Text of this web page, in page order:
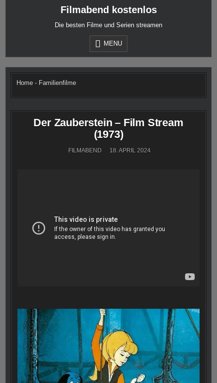
Filmabend kostenlos
Die besten Filme und Serien streamen
MENU
Home - Familienfilme
Der Zauberstein – Film Stream
(1973)
FILMABEND 18. APRIL 2024